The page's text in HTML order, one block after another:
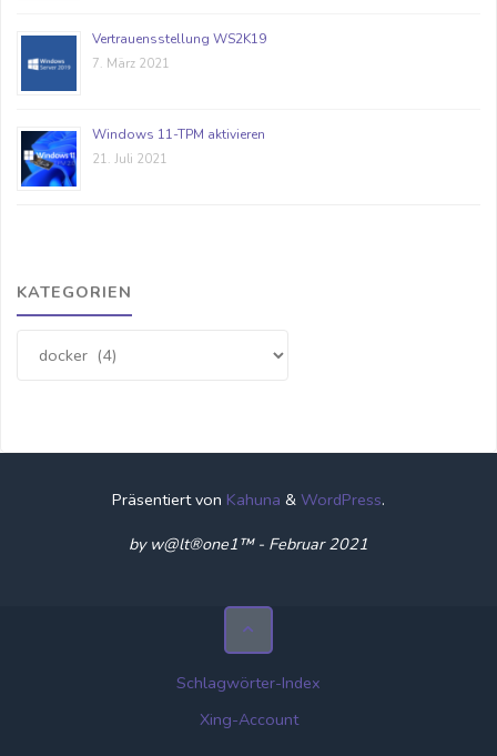
Vertrauensstellung WS2K19
7. März 2021
Windows 11-TPM aktivieren
21. Juli 2021
KATEGORIEN
Präsentiert von Kahuna & WordPress.
by w@lt®one1™ - Februar 2021
Schlagwörter-Index
Xing-Account